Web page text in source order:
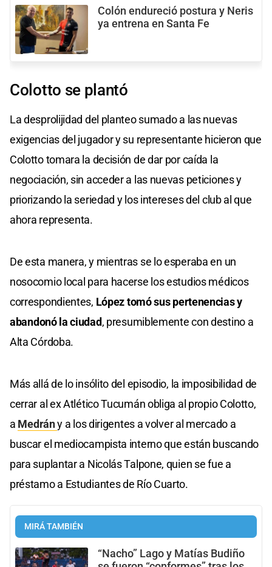
Colón endureció postura y Neris
ya entrena en Santa Fe
Colotto se plantó
La desprolijidad del planteo sumado a las nuevas
exigencias del jugador y su representante hicieron que
Colotto tomara la decisión de dar por caída la
negociación, sin acceder a las nuevas peticiones y
priorizando la seriedad y los intereses del club al que
ahora representa.
De esta manera, y mientras se lo esperaba en un
nosocomio local para hacerse los estudios médicos
correspondientes, López tomó sus pertenencias y
abandonó la ciudad, presumiblemente con destino a
Alta Córdoba.
Más allá de lo insólito del episodio, la imposibilidad de
cerrar al ex Atlético Tucumán obliga al propio Colotto,
a Medrány a los dirigentes a volver al mercado a
buscar el mediocampista interno que están buscando
para suplantar a Nicolás Talpone, quien se fue a
préstamo a Estudiantes de Río Cuarto.
MIRÁ TAMBIÉN
“Nacho” Lago y Matías Budiño